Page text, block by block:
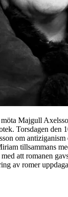
Majgull
Torsdagen den
om antiziganism
tillsammans
att romanen
av romer